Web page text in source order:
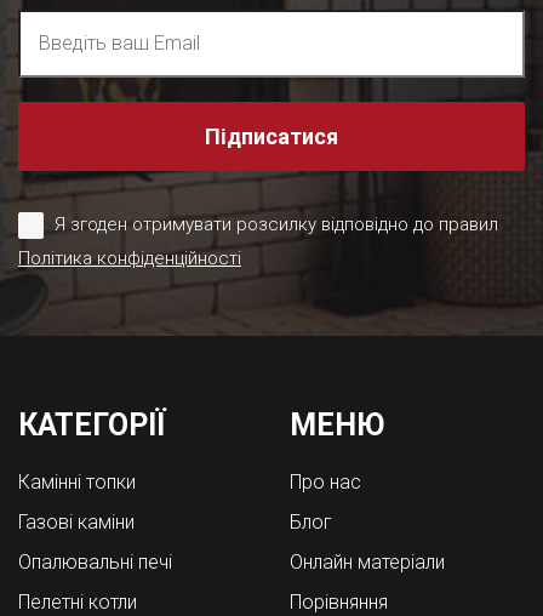
Підписатися
Я згоден отримувати розсилку відповідно до правил
Політика конфіденційності
КАТЕГОРІЇ
Камінні топки
Газові каміни
Опалювальні печі
Пелетні котли
МЕНЮ
Про нас
Блог
Онлайн матеріали
Порівняння